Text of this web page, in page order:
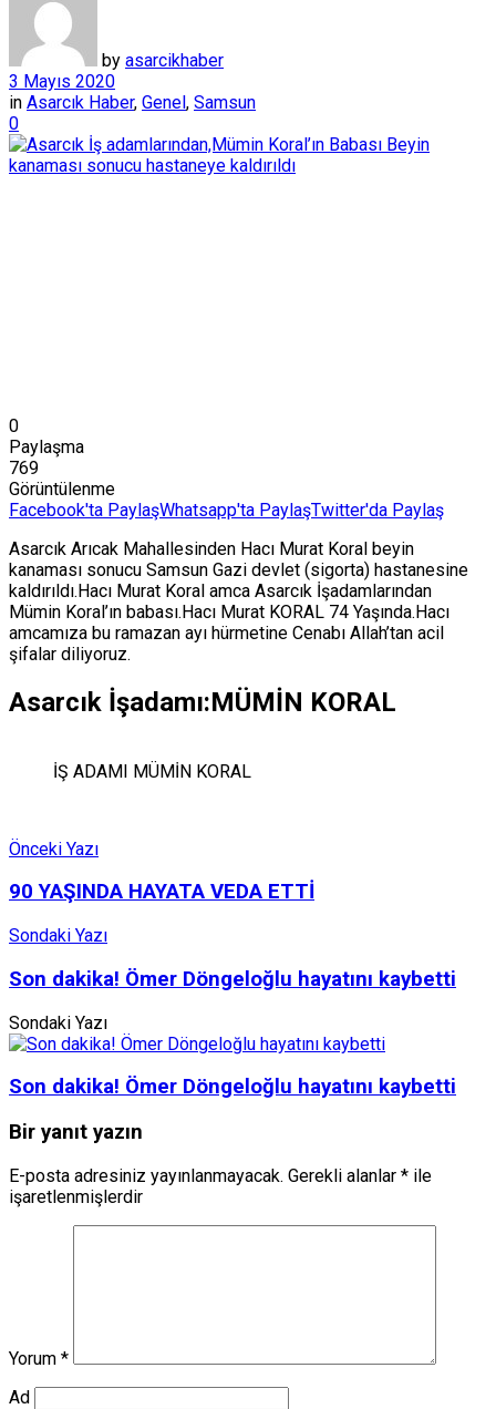
by asarcikhaber
3 Mayıs 2020
in Asarcık Haber, Genel, Samsun
0
0
Paylaşma
769
Görüntülenme
Facebook'ta PaylaşWhatsapp'ta PaylaşTwitter'da Paylaş
Asarcık Arıcak Mahallesinden Hacı Murat Koral beyin
kanaması sonucu Samsun Gazi devlet (sigorta) hastanesine
kaldırıldı.Hacı Murat Koral amca Asarcık İşadamlarından
Mümin Koral’ın babası.Hacı Murat KORAL 74 Yaşında.Hacı
amcamıza bu ramazan ayı hürmetine Cenabı Allah’tan acil
şifalar diliyoruz.
Asarcık İşadamı:MÜMİN KORAL
İŞ ADAMI MÜMİN KORAL
Önceki Yazı
90 YAŞINDA HAYATA VEDA ETTİ
Sondaki Yazı
Son dakika! Ömer Döngeloğlu hayatını kaybetti
Sondaki Yazı
Son dakika! Ömer Döngeloğlu hayatını kaybetti
Bir yanıt yazın
E-posta adresiniz yayınlanmayacak. Gerekli alanlar * ile
işaretlenmişlerdir
Yorum *
Ad